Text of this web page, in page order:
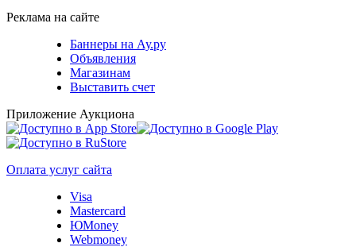
Реклама на сайте
Баннеры на Ау.ру
Объявления
Магазинам
Выставить счет
Приложение Аукциона
Оплата услуг сайта
Visa
Mastercard
ЮMoney
Webmoney